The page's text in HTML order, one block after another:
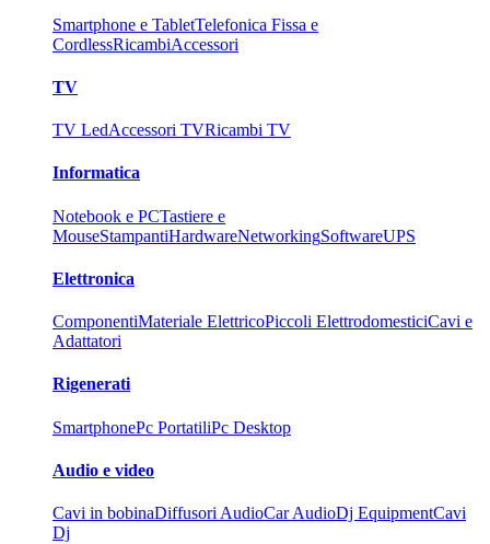
Smartphone e TabletTelefonica Fissa e
CordlessRicambiAccessori
TV
TV LedAccessori TVRicambi TV
Informatica
Notebook e PCTastiere e
MouseStampantiHardwareNetworkingSoftwareUPS
Elettronica
ComponentiMateriale ElettricoPiccoli ElettrodomesticiCavi e
Adattatori
Rigenerati
SmartphonePc PortatiliPc Desktop
Audio e video
Cavi in bobinaDiffusori AudioCar AudioDj EquipmentCavi
Dj